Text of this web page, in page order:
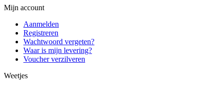
Mijn account
Aanmelden
Registreren
Wachtwoord vergeten?
Waar is mijn levering?
Voucher verzilveren
Weetjes